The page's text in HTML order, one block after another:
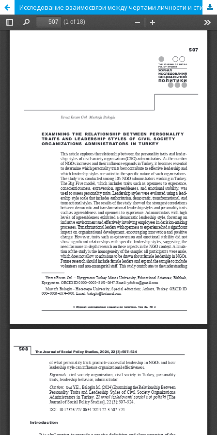
Исследование взаимосвязи между чертами личности и стилями лидерства администраторов организаций гражданского общества в Турции